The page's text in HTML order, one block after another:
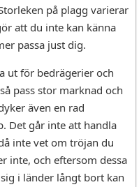
på plagg varierar
att du inte kan känna
passa just dig.
ut för bedrägerier och
pass stor marknad och
även en rad
Det går inte att handla
inte vet om tröjan du
inte, och eftersom dessa
i länder långt bort kan